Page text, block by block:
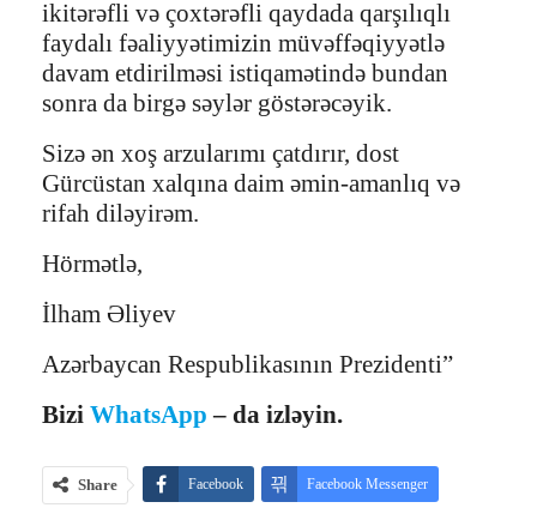
ikitərəfli və çoxtərəfli qaydada qarşılıqlı
faydalı fəaliyyətimizin müvəffəqiyyətlə
davam etdirilməsi istiqamətində bundan
sonra da birgə səylər göstərəcəyik.
Sizə ən xoş arzularımı çatdırır, dost
Gürcüstan xalqına daim əmin-amanlıq və
rifah diləyirəm.
Hörmətlə,
İlham Əliyev
Azərbaycan Respublikasının Prezidenti”
Bizi WhatsApp – da izləyin.
Share Facebook Facebook Messenger